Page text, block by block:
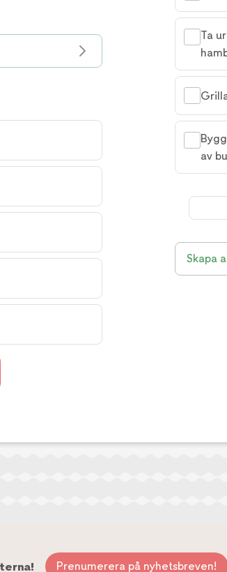
Ta
av
Skapa
Prenumerera på nyhetsbreven!